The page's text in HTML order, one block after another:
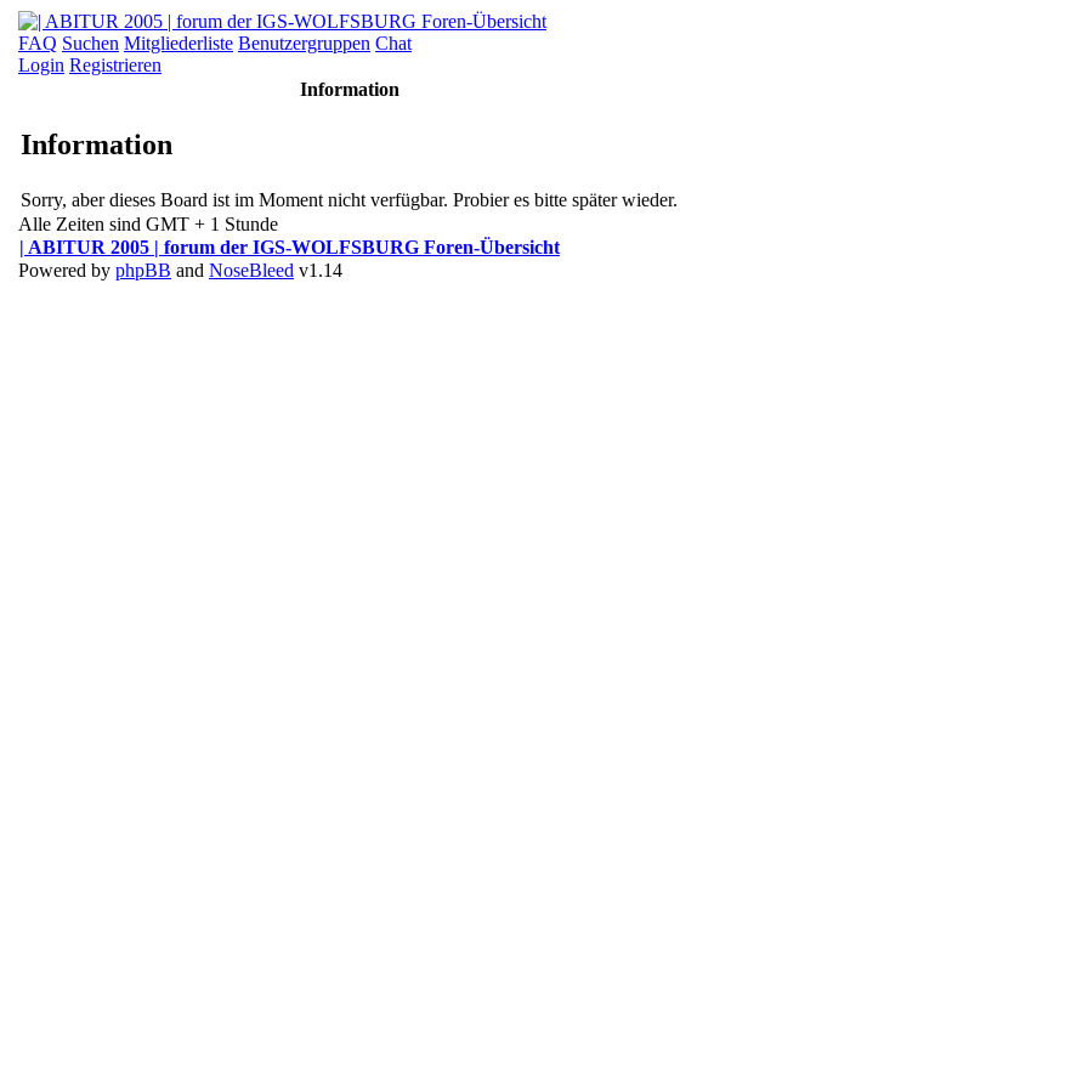
FAQ Suchen Mitgliederliste Benutzergruppen Chat
Login Registrieren
Information
Information
Sorry, aber dieses Board ist im Moment nicht verfügbar. Probier es bitte später wieder.
Alle Zeiten sind GMT + 1 Stunde
| ABITUR 2005 | forum der IGS-WOLFSBURG Foren-Übersicht
Powered by phpBB and NoseBleed v1.14